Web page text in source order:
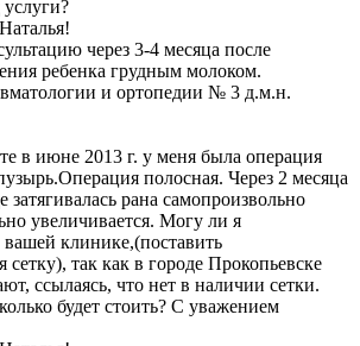
через 3-4 месяца после
ребенка грудным молоком.
и ортопедии № 3 д.м.н.
в июне 2013 г. у меня была операция
полосная. Через 2 месяца
затягивалась рана самопроизвольно
увеличивается. Могу ли я
вашей клинике,(поставить
так как в городе Прокопьевске
ссылаясь, что нет в наличии сетки.
будет стоить? С уважением